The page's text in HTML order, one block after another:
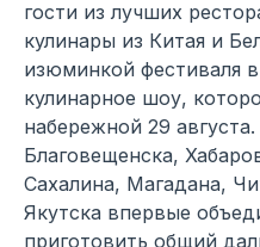
гости из лучших
кулинары из Китая и
изюминкой фестиваля
кулинарное шоу,
набережной 29
Благовещенска,
Сахалина, Магадана,
Якутска впервые
приготовить общий